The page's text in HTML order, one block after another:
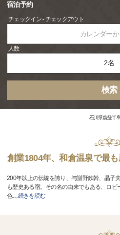
宿泊予約
チェックイン - チェックアウト
カレンダー
人数
検索
石川県能登半
創業1804年、和倉温泉で最も
200年以上の伝統を誇り、与謝野鉄幹、晶子
も歴史ある宿。その名の由来でもある、ロ
色…続きを読む